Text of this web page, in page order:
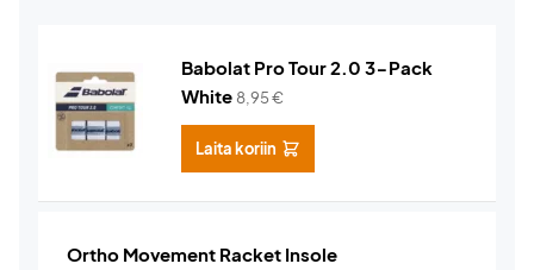
Babolat Pro Tour 2.0 3-Pack
White 8,95€
Laita koriin
Ortho Movement Racket Insole